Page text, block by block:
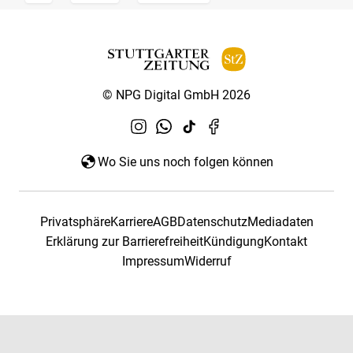
© NPG Digital GmbH 2026
Wo Sie uns noch folgen können
PrivatsphäreKarriereAGBDatenschutzMediadaten
Erklärung zur BarrierefreiheitKündigungKontakt
ImpressumWiderruf